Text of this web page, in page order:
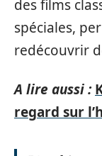
des films
spéciales,
redécouvrir
A lire aussi :
regard sur